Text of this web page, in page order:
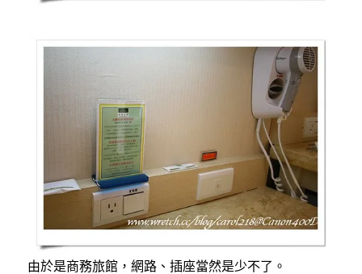
由於是商務旅館，網路、插座當然是少不了。